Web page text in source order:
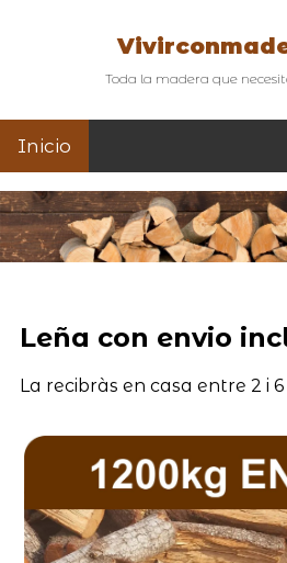
Toda la madera que
Inicio
Leña con envio
La recibràs en casa entre 2 i 6